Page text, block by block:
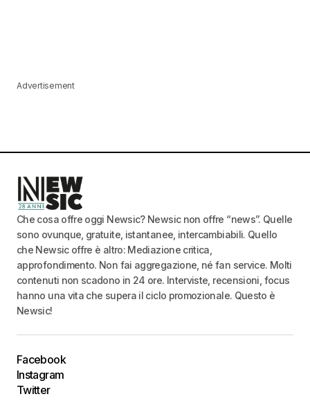
Advertisement
Che cosa offre oggi Newsic? Newsic non offre “news”. Quelle
sono ovunque, gratuite, istantanee, intercambiabili. Quello
che Newsic offre è altro: Mediazione critica,
approfondimento. Non fai aggregazione, né fan service. Molti
contenuti non scadono in 24 ore. Interviste, recensioni, focus
hanno una vita che supera il ciclo promozionale. Questo è
Newsic!
Facebook
Instagram
Twitter